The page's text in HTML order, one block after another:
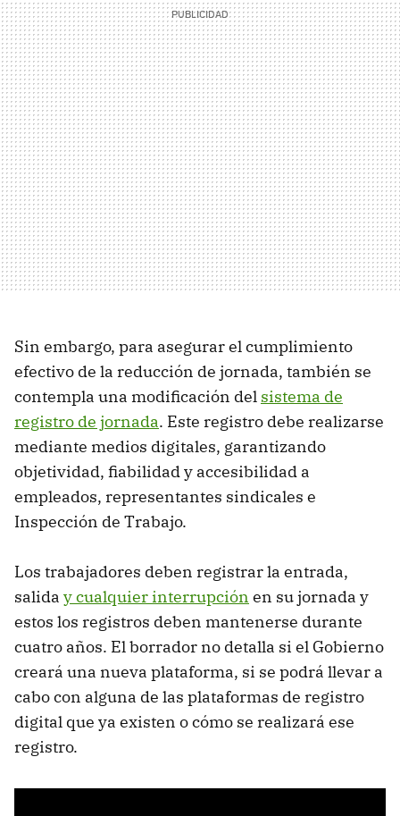
Sin embargo, para asegurar el cumplimiento
efectivo de la reducción de jornada, también se
contempla una modificación del sistema de
registro de jornada. Este registro debe realizarse
mediante medios digitales, garantizando
objetividad, fiabilidad y accesibilidad a
empleados, representantes sindicales e
Inspección de Trabajo.
Los trabajadores deben registrar la entrada,
salida y cualquier interrupción en su jornada y
estos los registros deben mantenerse durante
cuatro años. El borrador no detalla si el Gobierno
creará una nueva plataforma, si se podrá llevar a
cabo con alguna de las plataformas de registro
digital que ya existen o cómo se realizará ese
registro.